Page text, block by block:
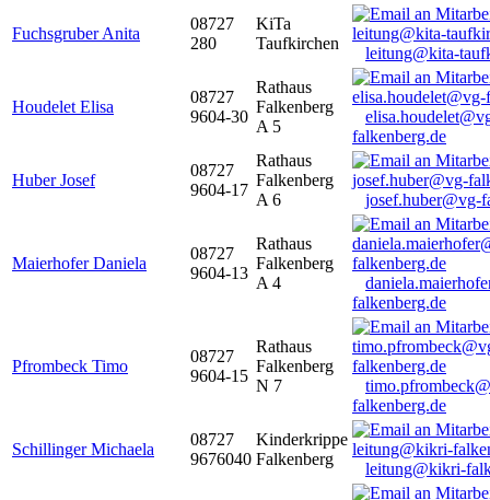
Fuchsgruber Anita
08727
280
KiTa
Taufkirchen
leitung@kita-
Houdelet Elisa
08727
9604-30
Rathaus
Falkenberg
A 5
falkenberg.de
Huber Josef
08727
9604-17
Rathaus
Falkenberg
A 6
josef.huber@vg-
Maierhofer Daniela
08727
9604-13
Rathaus
Falkenberg
A 4
falkenberg.de
Pfrombeck Timo
08727
9604-15
Rathaus
Falkenberg
N 7
falkenberg.de
Schillinger Michaela
08727
9676040
Kinderkrippe
Falkenberg
leitung@kikri-